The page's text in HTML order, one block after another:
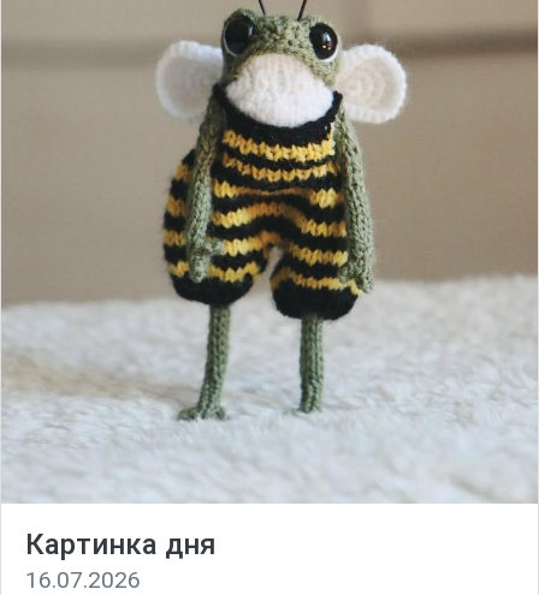
Картинка дня
16.07.2026